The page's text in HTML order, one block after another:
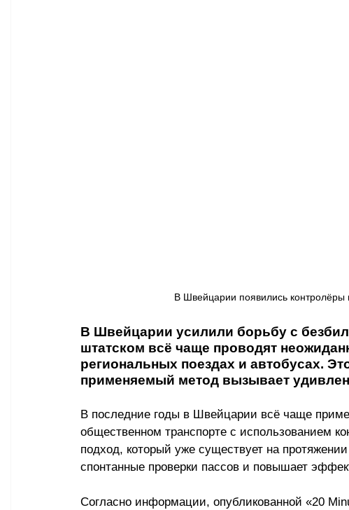
В Швейцарии появились контролёры
В Швейцарии усилили борьбу с
штатском всё чаще проводят
региональных поездах и автобусах.
применяемый метод вызывает
В последние годы в Швейцарии всё чаще
общественном транспорте с использованием
подход, который уже существует на
спонтанные проверки пассов и повышает
Согласно информации, опубликованной «20